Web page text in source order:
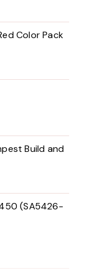
Color Pack
Build and
(SA5426-